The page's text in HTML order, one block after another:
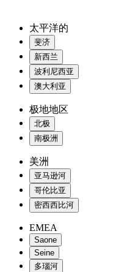
太平洋的
斐济
新西兰
波利尼西亚
澳大利亚
极地地区
北极
南极洲
美洲
亚马逊河
哥伦比亚
密西西比河
EMEA
Saone
Seine
多瑙河